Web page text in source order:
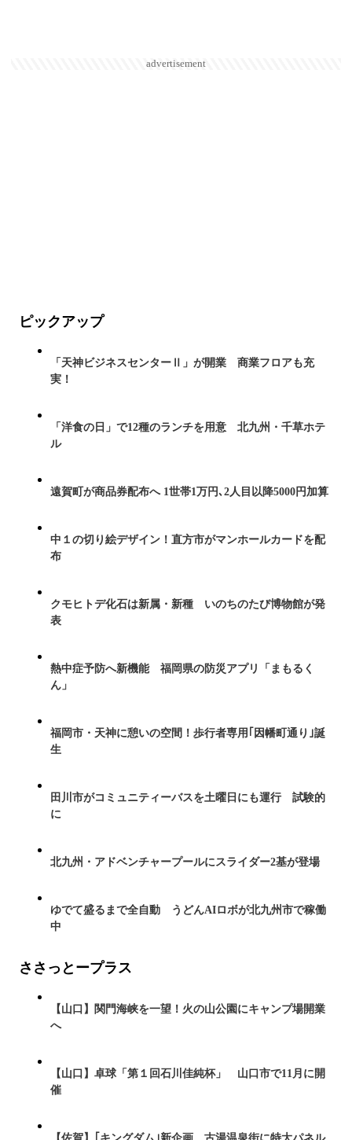
advertisement
ピックアップ
「天神ビジネスセンターⅡ」が開業 商業フロアも充
実！
「洋食の日」で12種のランチを用意 北九州・千草ホテ
ル
遠賀町が商品券配布へ 1世帯1万円､2人目以降5000円加算
中１の切り絵デザイン！直方市がマンホールカードを配
布
クモヒトデ化石は新属・新種 いのちのたび博物館が発
表
熱中症予防へ新機能 福岡県の防災アプリ「まもるく
ん」
福岡市・天神に憩いの空間！歩行者専用｢因幡町通り｣誕
生
田川市がコミュニティーバスを土曜日にも運行 試験的
に
北九州・アドベンチャープールにスライダー2基が登場
ゆでて盛るまで全自動 うどんAIロボが北九州市で稼働
中
ささっとープラス
【山口】関門海峡を一望！火の山公園にキャンプ場開業
へ
【山口】卓球「第１回石川佳純杯」 山口市で11月に開
催